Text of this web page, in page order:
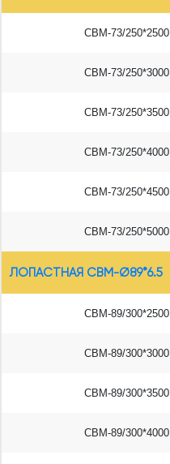
СВМ-73/250*2500
СВМ-73/250*3000
СВМ-73/250*3500
СВМ-73/250*4000
СВМ-73/250*4500
СВМ-73/250*5000
ЛОПАСТНАЯ СВМ-Ø89*6.5
СВМ-89/300*2500
СВМ-89/300*3000
СВМ-89/300*3500
СВМ-89/300*4000